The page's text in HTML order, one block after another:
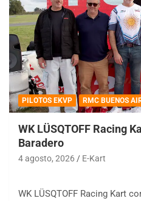
PILOTOS EKVP RMC BUENOS
WK LÜSQTOFF Racing
Baradero
4 agosto, 2026 E-Kart
WK LÜSQTOFF Racing Kart